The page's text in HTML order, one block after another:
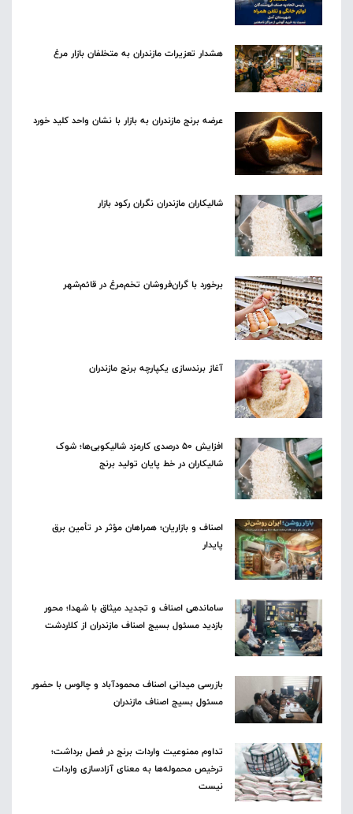
هشدار تعزیرات مازندران به متخلفان بازار مرغ
عرضه برنج مازندران به بازار با نشان واحد کلید خورد
شالیکاران مازندران نگران رکود بازار
برخورد با گران‌فروشان تخم‌مرغ در قائم‌شهر
آغاز برندسازی یکپارچه برنج مازندران
افزایش ۵۰ درصدی کارمزد شالیکوبی‌ها؛ شوک
شالیکاران در خط پایان تولید برنج
اصناف و بازاریان؛ همراهان مؤثر در تأمین برق
پایدار
ساماندهی اصناف و تجدید میثاق با شهدا؛ محور
بازدید مسئول بسیج اصناف مازندران از کلاردشت
بازرسی میدانی اصناف محمودآباد و چالوس با حضور
مسئول بسیج اصناف مازندران
تداوم ممنوعیت واردات برنج در فصل برداشت؛
ترخیص محموله‌ها به معنای آزادسازی واردات
نیست